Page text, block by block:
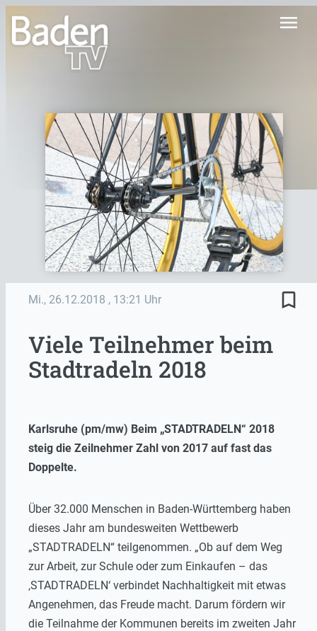
menu
Mi., 26.12.2018 , 13:21 Uhr bookmark_border
Viele Teilnehmer beim
Stadtradeln 2018
Karlsruhe (pm/mw) Beim „STADTRADELN“ 2018
steig die Zeilnehmer Zahl von 2017 auf fast das
Doppelte.
Über 32.000 Menschen in Baden-Württemberg haben
dieses Jahr am bundesweiten Wettbewerb
„STADTRADELN“ teilgenommen. „Ob auf dem Weg
zur Arbeit, zur Schule oder zum Einkaufen – das
‚STADTRADELN‘ verbindet Nachhaltigkeit mit etwas
Angenehmen, das Freude macht. Darum fördern wir
die Teilnahme der Kommunen bereits im zweiten Jahr